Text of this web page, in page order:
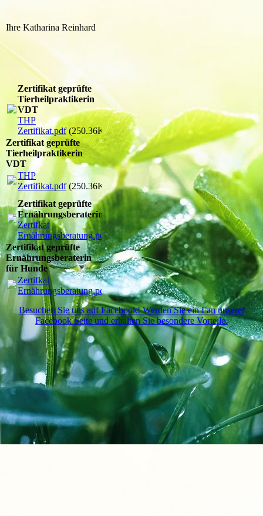
Ihre Katharina Reinhard
Zertifikat geprüfte
Tierheilpraktikerin
VDT
THP
Zertifikat.pdf(250.36KB)
Zertifikat geprüfte
Tierheilpraktikerin
VDT
THP
Zertifikat.pdf(250.36KB)
Zertifikat geprüfte
Ernährungsberaterin für Hunde
Zertifkat
Ernährungsberatung.pdf (567.04KB)
Zertifikat geprüfte
Ernährungsberaterin
für Hunde
Zertifkat
Ernährungsberatung.pdf(567.04KB)
Besuchen Sie uns auf Facebook! Werden Sie ein Fan unserer
Facebook Seite und erhalten Sie besondere Vorteile.